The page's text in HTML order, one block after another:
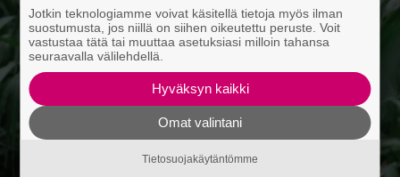
Jotkin teknologiamme voivat käsitellä tietoja myös ilman
suostumusta, jos niillä on siihen oikeutettu peruste. Voit
vastustaa tätä tai muuttaa asetuksiasi milloin tahansa
seuraavalla välilehdellä.
Hyväksyn kaikki
Omat valintani
Tietosuojakäytäntömme